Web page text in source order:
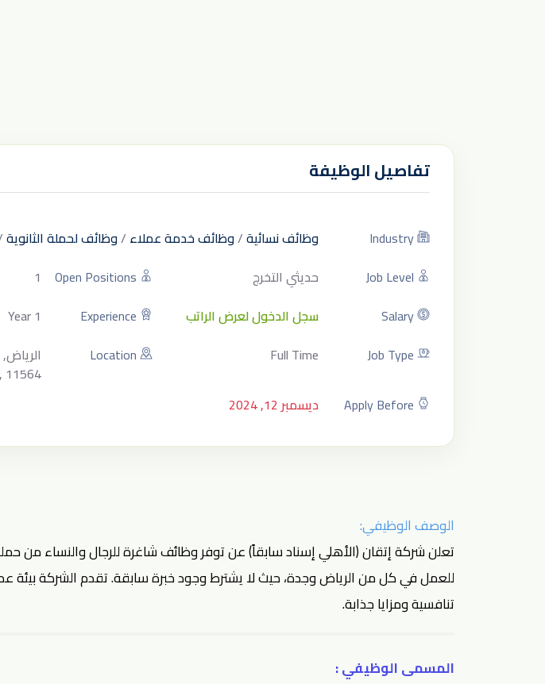
تفاصيل الوظيفة
Industry وظائف نسائية/وظائف خدمة عملاء /وظائف لحملة الثانوية
Job Level
حديثي التخرج Open Positions
1
Salary
سجل الدخول لعرض الراتب Experience
1 Year
Job Type
Full Time
Location
11564
Apply Before
ديسمبر 12, 2024
الوصف الوظيفي:
تعلن شركة إتقان (الأهلي إسناد سابقاً) عن توفر وظائف شاغرة للرجال والنساء من
للعمل في كل من الرياض وجدة، حيث لا يشترط وجود خبرة سابقة. تقدم الشركة بيئة
تنافسية ومزايا جذابة.
المسمى الوظيفي :